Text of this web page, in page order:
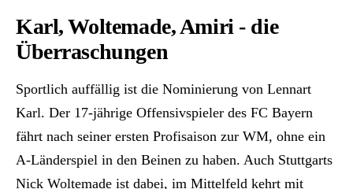
Karl, Woltemade, Amiri - die
Überraschungen
Sportlich auffällig ist die Nominierung von Lennart
Karl. Der 17-jährige Offensivspieler des FC Bayern
fährt nach seiner ersten Profisaison zur WM, ohne ein
A-Länderspiel in den Beinen zu haben. Auch Stuttgarts
Nick Woltemade ist dabei, im Mittelfeld kehrt mit